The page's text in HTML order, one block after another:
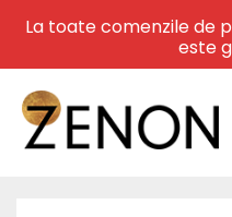
La toate comenzile de
este